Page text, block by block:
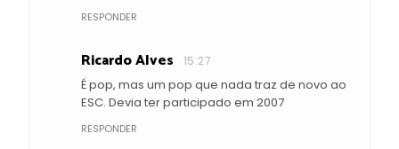
RESPONDER
Ricardo Alves 15:27
É pop, mas um pop que nada traz de novo ao
ESC. Devia ter participado em 2007
RESPONDER